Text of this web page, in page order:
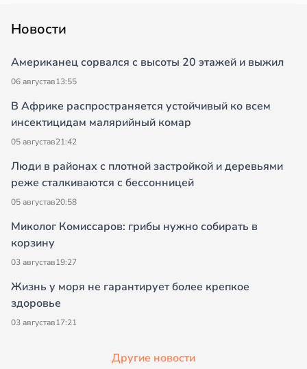
Новости
Американец сорвался с высоты 20 этажей и выжил
06 августав13:55
В Африке распространяется устойчивый ко всем
инсектицидам малярийный комар
05 августав21:42
Люди в районах с плотной застройкой и деревьями
реже сталкиваются с бессонницей
05 августав20:58
Миколог Комиссаров: грибы нужно собирать в
корзину
03 августав19:27
Жизнь у моря не гарантирует более крепкое
здоровье
03 августав17:21
Другие новости